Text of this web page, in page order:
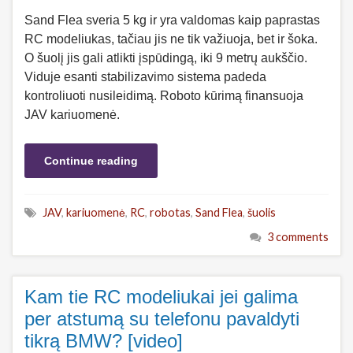
Sand Flea sveria 5 kg ir yra valdomas kaip paprastas
RC modeliukas, tačiau jis ne tik važiuoja, bet ir šoka.
O šuolį jis gali atlikti įspūdingą, iki 9 metrų aukščio.
Viduje esanti stabilizavimo sistema padeda
kontroliuoti nusileidimą. Roboto kūrimą finansuoja
JAV kariuomenė.
Continue reading
JAV, kariuomenė, RC, robotas, Sand Flea, šuolis
3 comments
Kam tie RC modeliukai jei galima
per atstumą su telefonu pavaldyti
tikrą BMW? [video]